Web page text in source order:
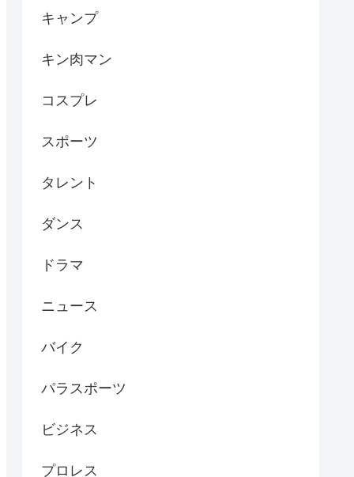
キャンプ
キン肉マン
コスプレ
スポーツ
タレント
ダンス
ドラマ
ニュース
バイク
パラスポーツ
ビジネス
プロレス